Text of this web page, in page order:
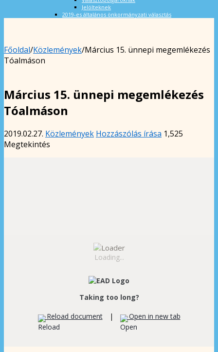
Jelölteknek
2019-es általános önkormányzati választás
Főoldal/Közlemények/Március 15. ünnepi megemlékezés
Tóalmáson
Március 15. ünnepi megemlékezés
Tóalmáson
2019.02.27. Közlemények Hozzászólás írása 1,525
Megtekintés
Loading...
Taking too long?
Reload document | Open in new tab